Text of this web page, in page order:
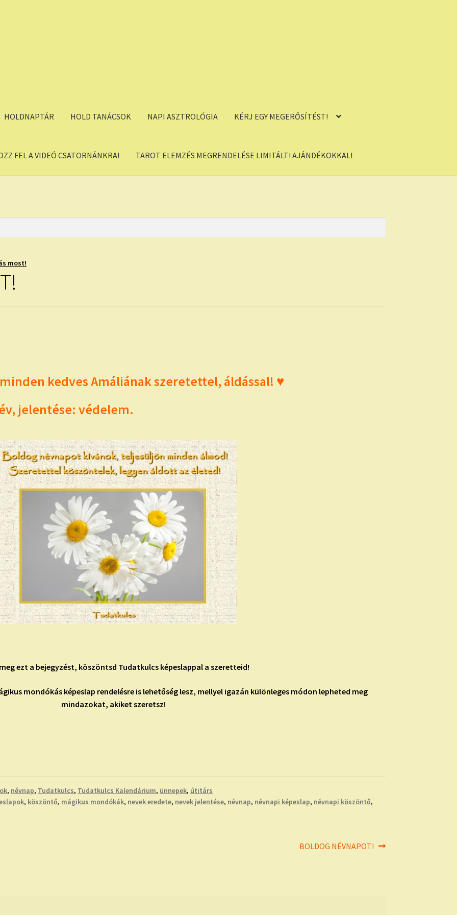
HOLDNAPTÁR HOLD TANÁCSOK NAPI ASZTROLÓGIA KÉRJ EGY MEGERŐSÍTÉST!
FEL A VIDEÓ CSATORNÁNKRA! TAROT ELEMZÉS MEGRENDELÉSE LIMITÁLT! AJÁNDÉKOKKAL!
most!
kedves Amáliának szeretettel, áldással! ♥
jelentése: védelem.
ezt a bejegyzést, köszöntsd Tudatkulcs képeslappal a szeretteid!
mondókás képeslap rendelésre is lehetőség lesz, mellyel igazán különleges módon lepheted meg
mindazokat, akiket szeretsz!
, névnap, Tudatkulcs, Tudatkulcs Kalendárium, ünnepek, útitárs
, köszöntő, mágikus mondókák, nevek eredete, nevek jelentése, névnap, névnapi képeslap, névnapi köszöntő,
Next
BOLDOG NÉVNAPOT!